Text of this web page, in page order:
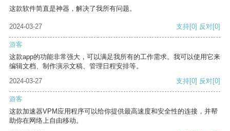
这款软件简直是神器，解决了我所有问题。
2024-03-27 支持[0] 反对[0]
游客
这款app的功能非常强大，可以满足我所有的工作需求。我可以使用它来
编辑文档、制作演示文稿、管理日程安排等。
2024-03-27
支持[0] 反对[0]
游客
这款加速器VPM应用程序可以给你提供最高速度和安全性的连接，并帮
助你在网络上自由移动。